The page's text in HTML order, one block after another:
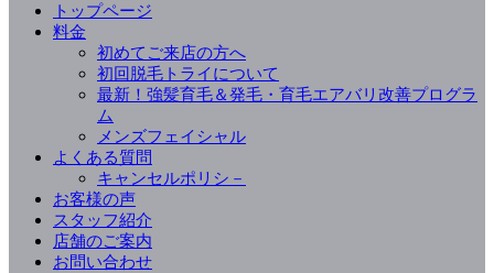
トップページ
料金
初めてご来店の方へ
初回脱毛トライについて
最新！強髪育毛＆発毛・育毛エアバリ改善プログラ
ム
メンズフェイシャル
よくある質問
キャンセルポリシ－
お客様の声
スタッフ紹介
店舗のご案内
お問い合わせ